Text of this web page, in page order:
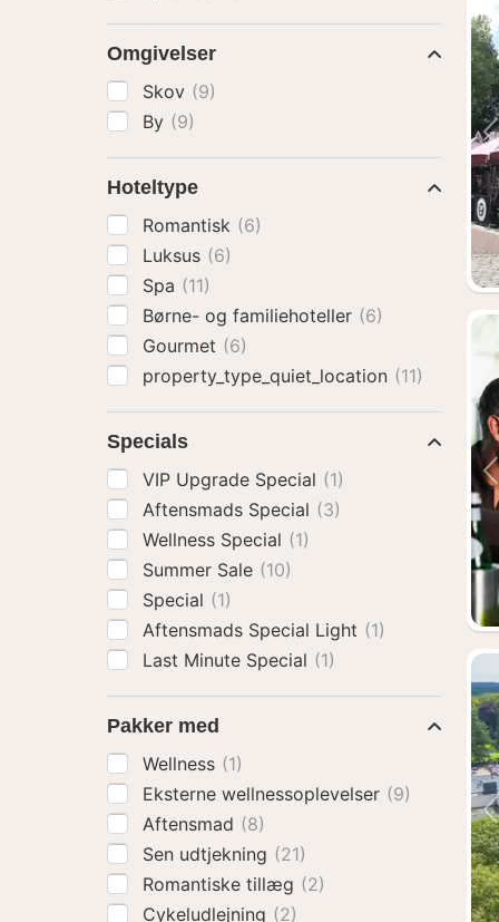
Omgivelser
Skov (9)
By (9)
Hoteltype
Romantisk (6)
Luksus (6)
Spa (11)
Børne- og familiehoteller (6)
Gourmet (6)
property_type_quiet_location (11)
Specials
VIP Upgrade Special (1)
Aftensmads Special (3)
Wellness Special (1)
Summer Sale (10)
Special (1)
Aftensmads Special Light (1)
Last Minute Special (1)
Pakker med
Wellness (1)
Eksterne wellnessoplevelser (9)
Aftensmad (8)
Sen udtjekning (21)
Romantiske tillæg (2)
Cykeludlejning (2)